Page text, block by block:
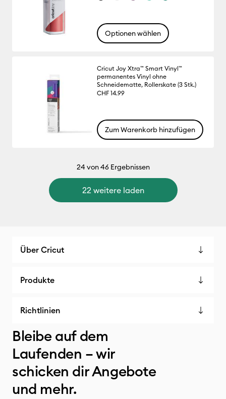
Optionen wählen
Cricut Joy Xtra™ Smart Vinyl™
permanentes Vinyl ohne
Schneidematte, Rollerskate (3 Stk.)
CHF 14.99
Zum Warenkorb hinzufügen
24von 46 Ergebnissen
22 weitere laden
Über Cricut
Produkte
Richtlinien
Bleibe auf dem
Laufenden – wir
schicken dir Angebote
und mehr.